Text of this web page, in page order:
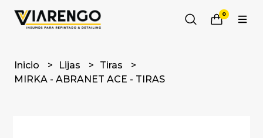
0
Inicio Lijas
Tiras
MIRKA - ABRANET ACE - TIRAS